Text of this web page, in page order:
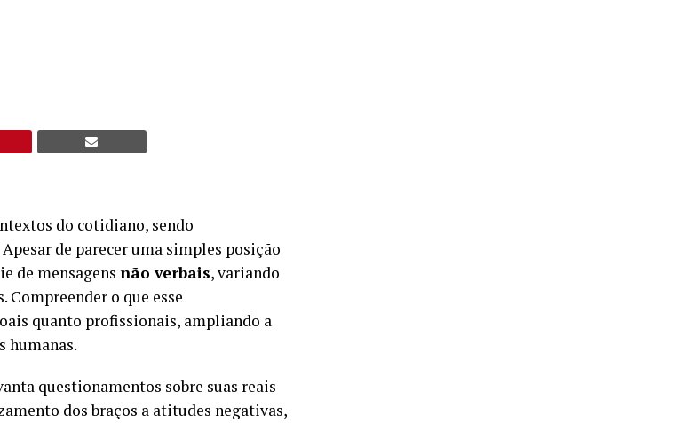
do cotidiano, sendo
Apesar de parecer uma simples posição
de mensagens não verbais, variando
o que esse
quanto profissionais, ampliando a
humanas.
questionamentos sobre suas reais
dos braços a atitudes negativas,